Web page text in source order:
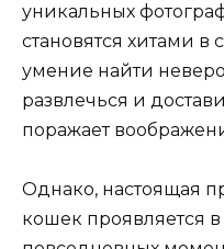
уникальных
становятся хитами в
умение найти
развлечься и
поражает
Однако, настоящая
кошек проявляется в